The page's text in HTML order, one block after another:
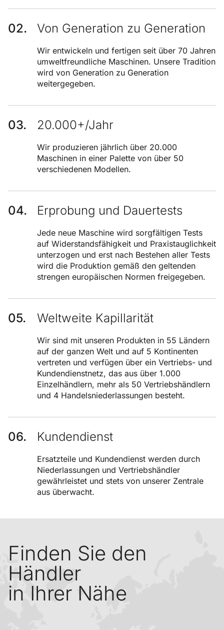
Von Generation zu Generation
Wir entwickeln und fertigen seit über 70 Jahren
umweltfreundliche Maschinen. Unsere Tradition
wird von Generation zu Generation
weitergegeben.
20.000+/Jahr
Wir produzieren jährlich über 20.000
Maschinen in einer Palette von über 50
verschiedenen Modellen.
Erprobung und Dauertests
Jede neue Maschine wird sorgfältigen Tests
auf Widerstandsfähigkeit und Praxistauglichkeit
unterzogen und erst nach Bestehen aller Tests
wird die Produktion gemäß den geltenden
strengen europäischen Normen freigegeben.
Weltweite Kapillarität
Wir sind mit unseren Produkten in 55 Ländern
auf der ganzen Welt und auf 5 Kontinenten
vertreten und verfügen über ein Vertriebs- und
Kundendienstnetz, das aus über 1.000
Einzelhändlern, mehr als 50 Vertriebshändlern
und 4 Handelsniederlassungen besteht.
Kundendienst
Ersatzteile und Kundendienst werden durch
Niederlassungen und Vertriebshändler
gewährleistet und stets von unserer Zentrale
aus überwacht.
Finden Sie den
Händler
in Ihrer Nähe